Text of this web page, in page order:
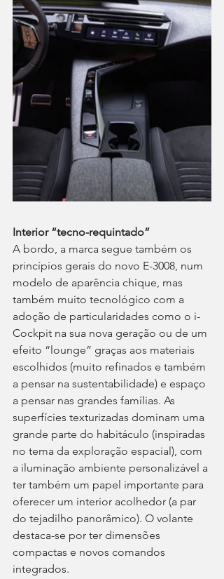
Interior “tecno-requintado”
A bordo, a marca segue também os
princípios gerais do novo E-3008, num
modelo de aparência chique, mas
também muito tecnológico com a
adoção de particularidades como o i-
Cockpit na sua nova geração ou de um
efeito “lounge” graças aos materiais
escolhidos (muito refinados e também
a pensar na sustentabilidade) e espaço
a pensar nas grandes famílias. As
superfícies texturizadas dominam uma
grande parte do habitáculo (inspiradas
no tema da exploração espacial), com
a iluminação ambiente personalizável a
ter também um papel importante para
oferecer um interior acolhedor (a par
do tejadilho panorâmico). O volante
destaca-se por ter dimensões
compactas e novos comandos
integrados.